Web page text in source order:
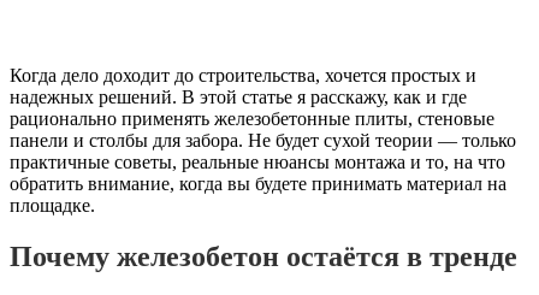
Когда дело доходит до строительства, хочется простых и
надежных решений. В этой статье я расскажу, как и где
рационально применять железобетонные плиты, стеновые
панели и столбы для забора. Не будет сухой теории — только
практичные советы, реальные нюансы монтажа и то, на что
обратить внимание, когда вы будете принимать материал на
площадке.
Почему железобетон остаётся в тренде